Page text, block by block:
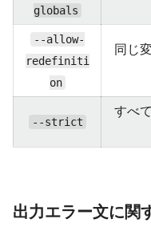
globals
--allow-
redefiniti
on
同じ
--strict
すべ
出力エラー文に関